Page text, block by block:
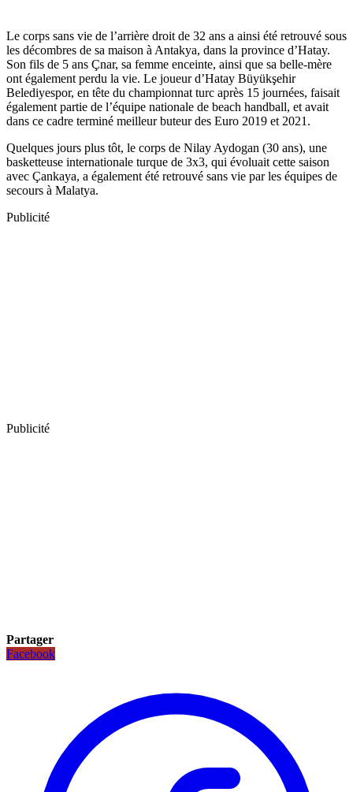
Le corps sans vie de l’arrière droit de 32 ans a ainsi été retrouvé sous
les décombres de sa maison à Antakya, dans la province d’Hatay.
Son fils de 5 ans Çnar, sa femme enceinte, ainsi que sa belle-mère
ont également perdu la vie. Le joueur d’Hatay Büyükşehir
Belediyespor, en tête du championnat turc après 15 journées, faisait
également partie de l’équipe nationale de beach handball, et avait
dans ce cadre terminé meilleur buteur des Euro 2019 et 2021.
Quelques jours plus tôt, le corps de Nilay Aydogan (30 ans), une
basketteuse internationale turque de 3x3, qui évoluait cette saison
avec Çankaya, a également été retrouvé sans vie par les équipes de
secours à Malatya.
Publicité
Publicité
Partager
Facebook